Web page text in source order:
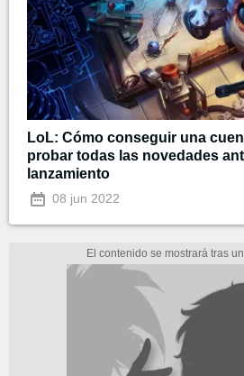
LoL: Cómo conseguir una
probar todas las novedades
lanzamiento
08 jun 2022